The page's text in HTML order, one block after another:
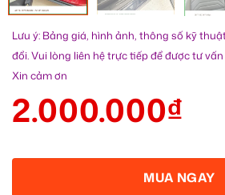
Lưu ý: Bảng giá, hình ảnh, thông số kỹ
đổi. Vui lòng liên hệ trực tiếp để được tư
Xin cảm ơn
2.000.000₫
MUA NGAY